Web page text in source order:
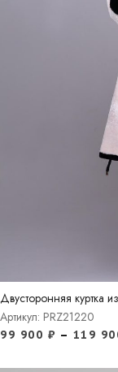
Двусторонняя куртка
Артикул: PRZ21220
99 900 ₽ – 119